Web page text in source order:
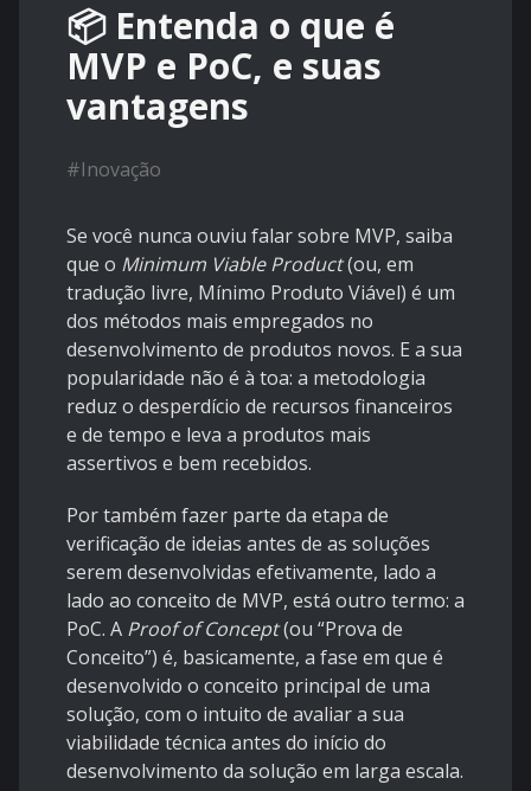
📦 Entenda o que é
MVP e PoC, e suas
vantagens
#Inovação
Se você nunca ouviu falar sobre MVP, saiba
que o Minimum Viable Product(ou, em
tradução livre, Mínimo Produto Viável) é um
dos métodos mais empregados no
desenvolvimento de produtos novos. E a sua
popularidade não é à toa: a metodologia
reduz o desperdício de recursos financeiros
e de tempo e leva a produtos mais
assertivos e bem recebidos.
Por também fazer parte da etapa de
verificação de ideias antes de as soluções
serem desenvolvidas efetivamente, lado a
lado ao conceito de MVP, está outro termo: a
PoC. A Proof of Concept(ou “Prova de
Conceito”) é, basicamente, a fase em que é
desenvolvido o conceito principal de uma
solução, com o intuito de avaliar a sua
viabilidade técnica antes do início do
desenvolvimento da solução em larga escala.